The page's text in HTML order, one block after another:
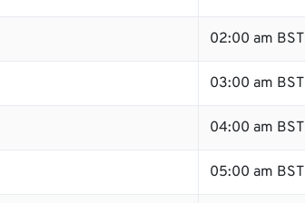
02:00 am BST
03:00 am BST
04:00 am BST
05:00 am BST